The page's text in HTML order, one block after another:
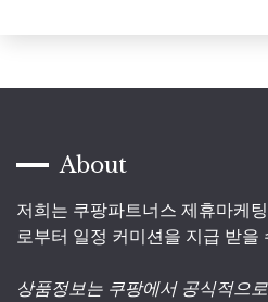
About
저희는 쿠팡파트너스 제휴마케
로부터 일정 커미션을 지급 받을
상품정보는 쿠팡에서 공식적으